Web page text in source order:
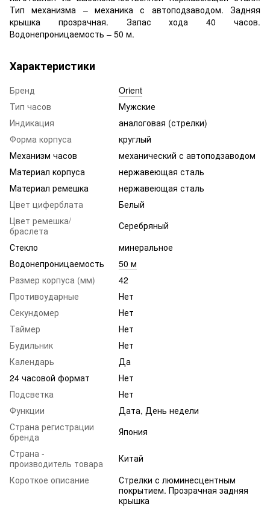
Тип механизма – механика с автоподзаводом. Задняя
крышка прозрачная. Запас хода 40 часов.
Водонепроницаемость – 50 м.
Характеристики
Бренд
Orient
Тип часов
Мужские
Индикация
аналоговая (стрелки)
Форма корпуса
круглый
Механизм часов
механический с автоподзаводом
Материал корпуса
нержавеющая сталь
Материал ремешка
нержавеющая сталь
Цвет циферблата
Белый
Цвет ремешка/
браслета
Серебряный
Стекло
минеральное
Водонепроницаемость
50 м
Размер корпуса (мм)
42
Противоударные
Нет
Секундомер
Нет
Таймер
Нет
Будильник
Нет
Календарь
Да
24 часовой формат
Нет
Подсветка
Нет
Функции
Дата, День недели
Страна регистрации
бренда
Япония
Страна -
производитель товара
Китай
Короткое описание
Стрелки с люминесцентным
покрытием. Прозрачная задняя
крышка